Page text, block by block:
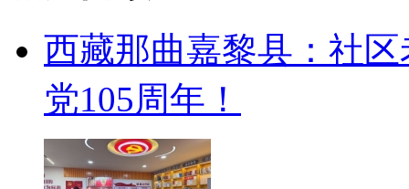
西藏那曲嘉黎县：社
党105周年！